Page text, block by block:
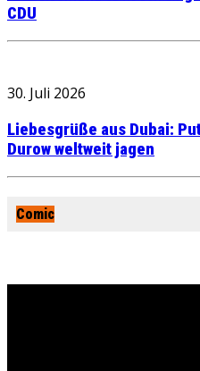
CDU
30. Juli 2026
Liebesgrüße aus Dubai:
Durow weltweit jagen
Comic